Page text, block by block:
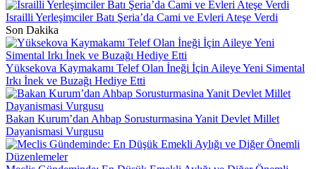
Israilli Yerleşimciler Batı Şeria’da Cami ve Evleri Ateşe Verdi
Son Dakika
Yüksekova Kaymakamı Telef Olan İneği İçin Aileye Yeni Simental
Irkı İnek ve Buzağı Hediye Etti
Bakan Kurum’dan Ahbap Sorusturmasina Yanit Devlet Millet
Dayanismasi Vurgusu